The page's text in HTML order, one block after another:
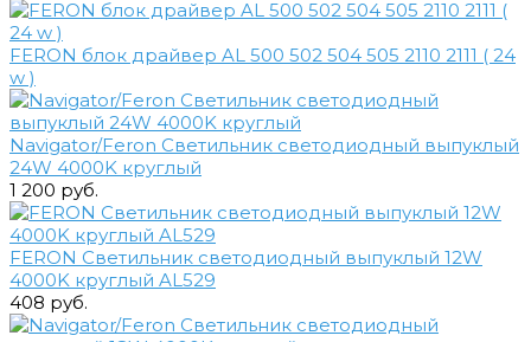
FERON блок драйвер AL 500 502 504 505 2110 2111 ( 24
w )
Navigator/Feron Светильник светодиодный выпуклый
24W 4000K круглый
1 200 руб.
FERON Светильник светодиодный выпуклый 12W
4000K круглый AL529
408 руб.